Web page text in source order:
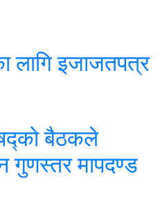
लागि इजाजतपत्र
बैठकले
गुणस्तर मापदण्ड